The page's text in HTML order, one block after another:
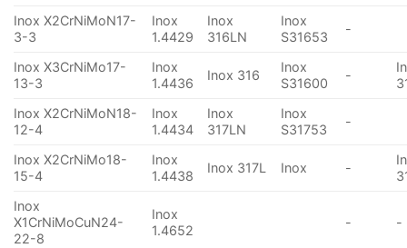
Inox X2CrNiMoN17-
3-3
Inox
1.4429
Inox
316LN
Inox
S31653
-
Inox X3CrNiMo17-
13-3
Inox
1.4436
Inox 316
Inox
S31600
-
Inox X2CrNiMoN18-
12-4
Inox
1.4434
Inox
317LN
Inox
S31753
-
Inox X2CrNiMo18-
15-4
Inox
1.4438
Inox 317L Inox -
Inox
X1CrNiMoCuN24-
22-8
Inox
1.4652
- -